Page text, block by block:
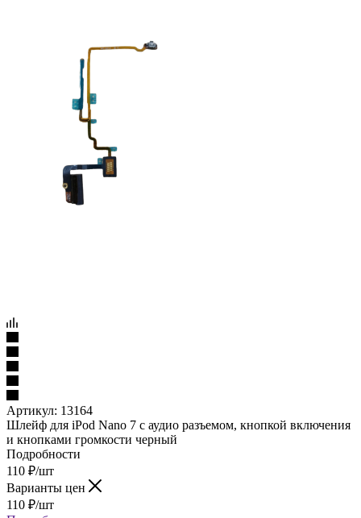
Артикул: 13164
Шлейф для iPod Nano 7 с аудио разъемом, кнопкой включения
и кнопками громкости черный
Подробности
110 ₽/шт
Варианты цен
110 ₽/шт